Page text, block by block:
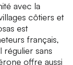
avec la
côtiers et
est
français,
sans
offre aussi